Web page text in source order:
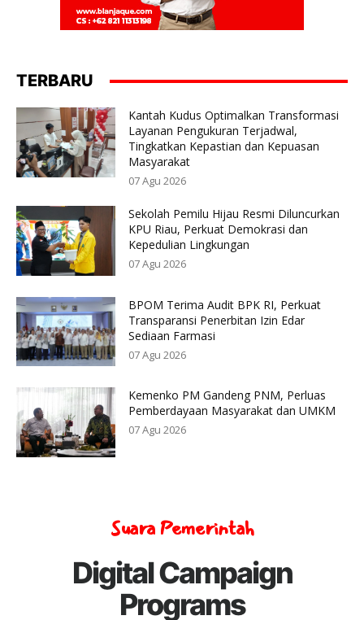
TERBARU
Kantah Kudus Optimalkan Transformasi
Layanan Pengukuran Terjadwal,
Tingkatkan Kepastian dan Kepuasan
Masyarakat
07 Agu 2026
Sekolah Pemilu Hijau Resmi Diluncurkan
KPU Riau, Perkuat Demokrasi dan
Kepedulian Lingkungan
07 Agu 2026
BPOM Terima Audit BPK RI, Perkuat
Transparansi Penerbitan Izin Edar
Sediaan Farmasi
07 Agu 2026
Kemenko PM Gandeng PNM, Perluas
Pemberdayaan Masyarakat dan UMKM
07 Agu 2026
Suara Pemerintah
Digital Campaign
Programs